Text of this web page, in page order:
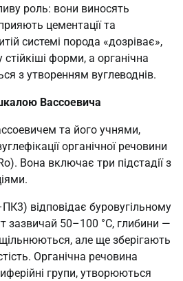
роль: вони виносять
цементації та
системі порода «дозріває»,
форми, а органічна
з утворенням вуглеводнів.
Вассоевича
та його учнями,
органічної речовини
Вона включає три підстадії з
відповідає буровугільному
зазвичай 50–100 °C, глибини —
але ще зберігають
Органічна речовина
групи, утворюються